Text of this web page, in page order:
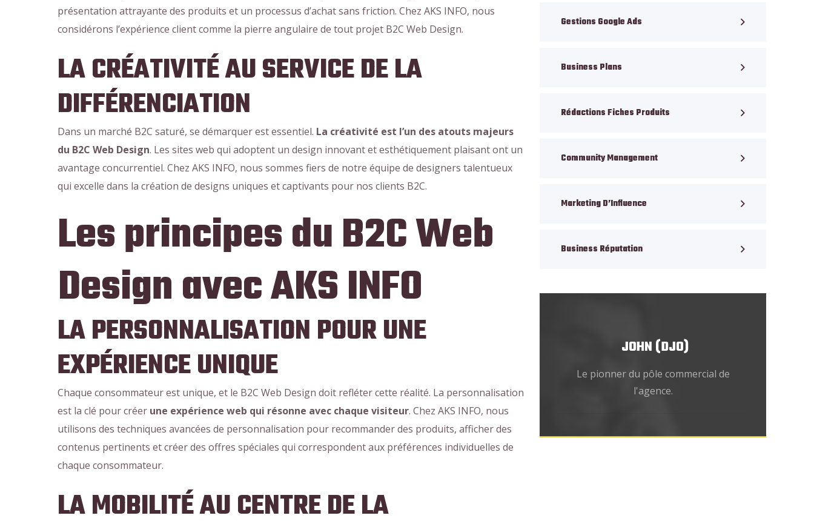
présentation attrayante des produits et un processus d’achat sans friction. Chez AKS INFO, nous
considérons l’expérience client comme la pierre angulaire de tout projet B2C Web Design.
LA CRÉATIVITÉ AU SERVICE DE LA
DIFFÉRENCIATION
Dans un marché B2C saturé, se démarquer est essentiel. La créativité est l’un des atouts majeurs
du B2C Web Design. Les sites web qui adoptent un design innovant et esthétiquement plaisant ont un
avantage concurrentiel. Chez AKS INFO, nous sommes fiers de notre équipe de designers talentueux
qui excelle dans la création de designs uniques et captivants pour nos clients B2C.
Les principes du B2C Web
Design avec AKS INFO
LA PERSONNALISATION POUR UNE
EXPÉRIENCE UNIQUE
Chaque consommateur est unique, et le B2C Web Design doit refléter cette réalité. La personnalisation
est la clé pour créer une expérience web qui résonne avec chaque visiteur. Chez AKS INFO, nous
utilisons des techniques avancées de personnalisation pour recommander des produits, afficher des
contenus pertinents et créer des offres spéciales qui correspondent aux préférences individuelles de
chaque consommateur.
LA MOBILITÉ AU CENTRE DE LA
Gestions Google Ads
Business Plans
Rédactions Fiches Produits
Community Management
Marketing D’Influence
Business Réputation
JOHN (DJO)
Le pionner du pôle commercial de
l'agence.